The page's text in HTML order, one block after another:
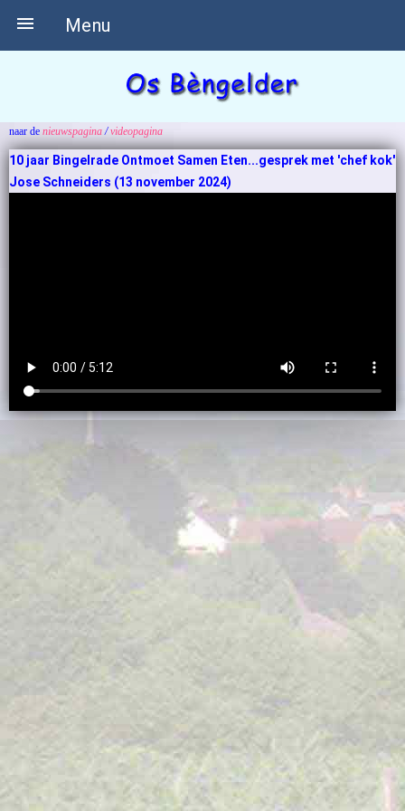
Menu

naar de nieuwspagina/videopagina
10 jaar Bingelrade Ontmoet Samen Eten...gesprek met 'chef kok'
Jose Schneiders (13 november 2024)